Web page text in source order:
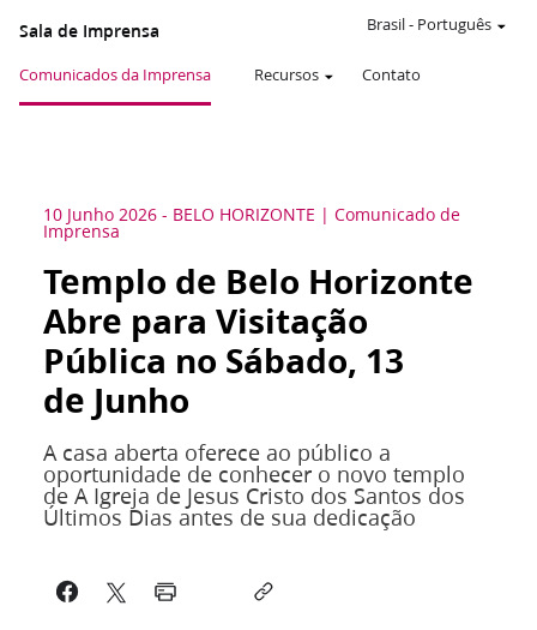
Sala de Imprensa
Comunicados da Imprensa Recursos Contato
Brasil- Português
10 Junho 2026 - BELO HORIZONTE Comunicado de
Imprensa
Templo de Belo Horizonte
Abre para Visitação
Pública no Sábado, 13
de Junho
A casa aberta oferece ao público a
oportunidade de conhecer o novo templo
de A Igreja de Jesus Cristo dos Santos dos
Últimos Dias antes de sua dedicação